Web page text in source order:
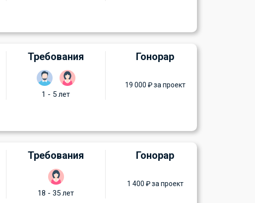
Требования
1 - 5 лет
Гонорар
19 000 ₽ за проект
Требования
18 - 35 лет
Гонорар
1 400 ₽ за проект